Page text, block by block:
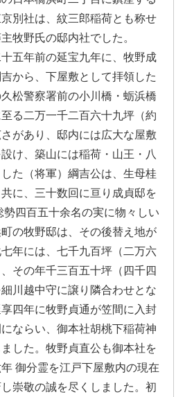
別社は、紋三郎稲荷とも称せ
牧野氏の邸内社でした。
五年前の延宝九年に、牧野成
から、下屋敷として拝領した
松警察署前の小川橋・蛎浜橋
る二万一千二百六十九坪（約
があり、邸内には広大な屋敷
け、築山には稲荷・山王・八
た（将軍）綱吉公は、生母桂
に、三十数回に亘り成貞邸を
勢四百五十余名の実に物々しい
の牧野邸は、その後替え地が
年には、七千九百坪（二万六
その年千三百五十坪（四千四
川越中守に譲り隣合わせとな
四年に牧野貞通が笠間に入封
ならい、御本社胡桃下稲荷神
した。牧野貞直公も御本社を
御分霊を江戸下屋敷内の現在
崇敬の誠を尽くしました。初